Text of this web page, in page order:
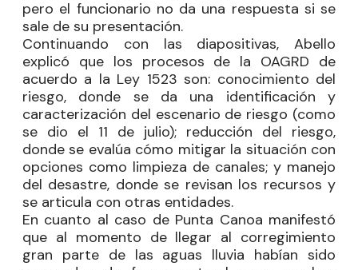
pero el funcionario no da una respuesta si se
sale de su presentación.
Continuando con las diapositivas, Abello
explicó que los procesos de la OAGRD de
acuerdo a la Ley 1523 son: conocimiento del
riesgo, donde se da una identificación y
caracterización del escenario de riesgo (como
se dio el 11 de julio); reducción del riesgo,
donde se evalúa cómo mitigar la situación con
opciones como limpieza de canales; y manejo
del desastre, donde se revisan los recursos y
se articula con otras entidades.
En cuanto al caso de Punta Canoa manifestó
que al momento de llegar al corregimiento
gran parte de las aguas lluvia habían sido